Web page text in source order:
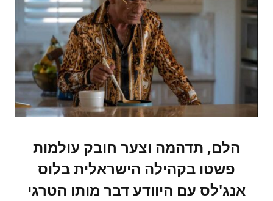
הלם, תדהמה וצער חובק עולמות
פשטו בקהילה הישראלית בלוס
אנג'לס עם היוודע דבר מותו הטרגי